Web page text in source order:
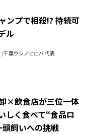
ンプで相殺!? 持続可
ル
千葉ウシノヒロバ 代表
×飲食店が三位一体
しく食べて“食品ロ
飼いへの挑戦